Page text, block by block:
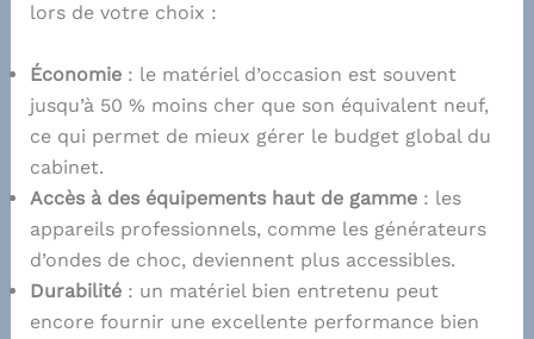
lors de votre choix :
Économie: le matériel d’occasion est souvent
jusqu’à 50 % moins cher que son équivalent neuf,
ce qui permet de mieux gérer le budget global du
cabinet.
Accès à des équipements haut de gamme: les
appareils professionnels, comme les générateurs
d’ondes de choc, deviennent plus accessibles.
Durabilité: un matériel bien entretenu peut
encore fournir une excellente performance bien